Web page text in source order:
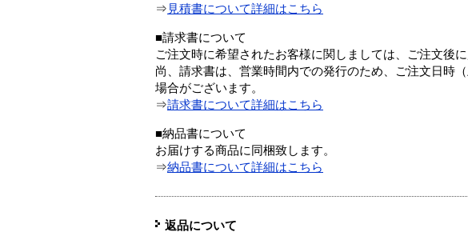
⇒ 見積書について詳細はこちら
■請求書について
ご注文時に希望されたお客様に関しましては、ご注文後
尚、請求書は、営業時間内での発行のため、ご注文日時
場合がございます。
⇒請求書について詳細はこちら
■納品書について
お届けする商品に同梱致します。
⇒納品書について詳細はこちら
返品について